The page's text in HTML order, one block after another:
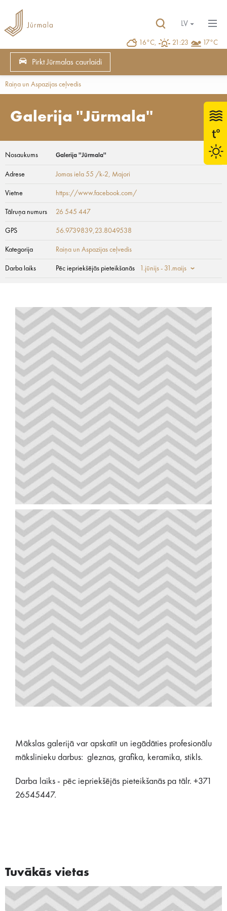
16°C, 21:23 17°C
LV
Pirkt Jūrmalas caurlaidi
Raiņa un Aspazijas ceļvedis
Galerija ''Jūrmala''
Nosaukums Galerija ''Jūrmala''
Adrese Jomas iela 55 /k-2, Majori
Vietne https://www.facebook.com/
Tālruņa numurs 26 545 447
GPS 56.9739839,23.8049538
Kategorija Raiņa un Aspazijas ceļvedis
Darba laiks Pēc iepriekšējās pieteikšanās 1.jūnijs - 31.maijs
Mākslas galerijā var apskatīt un iegādāties profesionālu
mākslinieku darbus: gleznas, grafika, keramika, stikls.
Darba laiks - pēc iepriekšējās pieteikšanās pa tālr. +371
26545447.
Tuvākās vietas